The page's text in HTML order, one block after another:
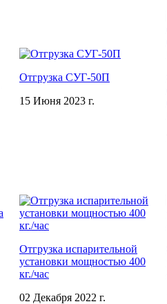
Отгрузка СУГ-50П
15 Июня 2023 г.
Отгрузка испарительной
установки мощностью 400
кг./час
02 Декабря 2022 г.